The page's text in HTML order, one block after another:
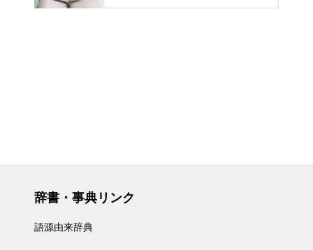
辞書・事典リンク
語源由来辞典